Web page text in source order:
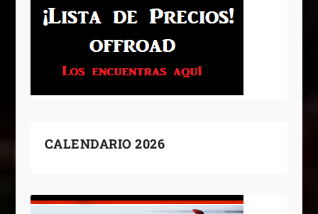
CALENDARIO 2026